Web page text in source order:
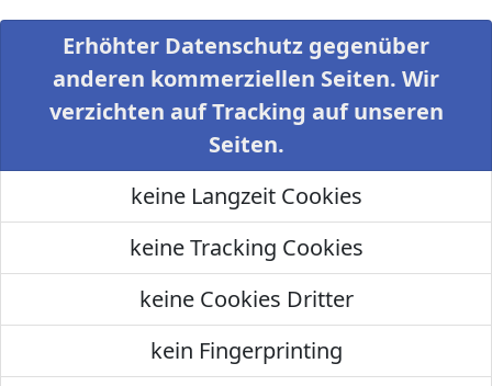
Erhöhter Datenschutz gegenüber
anderen kommerziellen Seiten. Wir
verzichten auf Tracking auf unseren
Seiten.
keine Langzeit Cookies
keine Tracking Cookies
keine Cookies Dritter
kein Fingerprinting